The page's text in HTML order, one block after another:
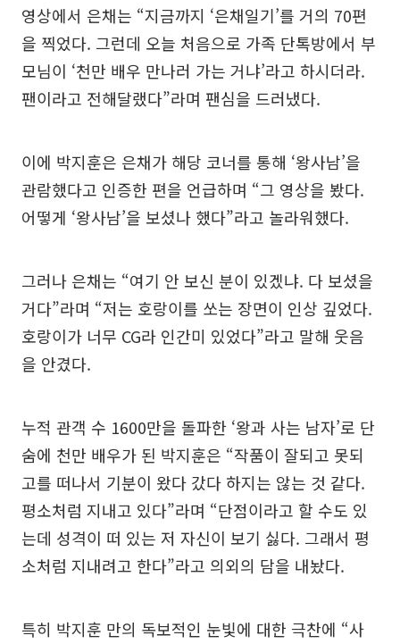
영상에서 은채는 “지금까지 ‘은채일기’를 거의 70편
을 찍었다. 그런데 오늘 처음으로 가족 단톡방에서 부
모님이 ‘천만 배우 만나러 가는 거냐’라고 하시더라.
팬이라고 전해달랬다”라며 팬심을 드러냈다.
이에 박지훈은 은채가 해당 코너를 통해 ‘왕사남’을
관람했다고 인증한 편을 언급하며 “그 영상을 봤다.
어떻게 ‘왕사남’을 보셨나 했다”라고 놀라워했다.
그러나 은채는 “여기 안 보신 분이 있겠냐. 다 보셨을
거다”라며 “저는 호랑이를 쏘는 장면이 인상 깊었다.
호랑이가 너무 CG라 인간미 있었다”라고 말해 웃음
을 안겼다.
누적 관객 수 1600만을 돌파한 ‘왕과 사는 남자’로 단
숨에 천만 배우가 된 박지훈은 “작품이 잘되고 못되
고를 떠나서 기분이 왔다 갔다 하지는 않는 것 같다.
평소처럼 지내고 있다”라며 “단점이라고 할 수도 있
는데 성격이 떠 있는 저 자신이 보기 싫다. 그래서 평
소처럼 지내려고 한다”라고 의외의 담을 내놨다.
특히 박지훈 만의 독보적인 눈빛에 대한 극찬에 “사